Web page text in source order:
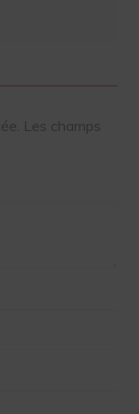
Les champs